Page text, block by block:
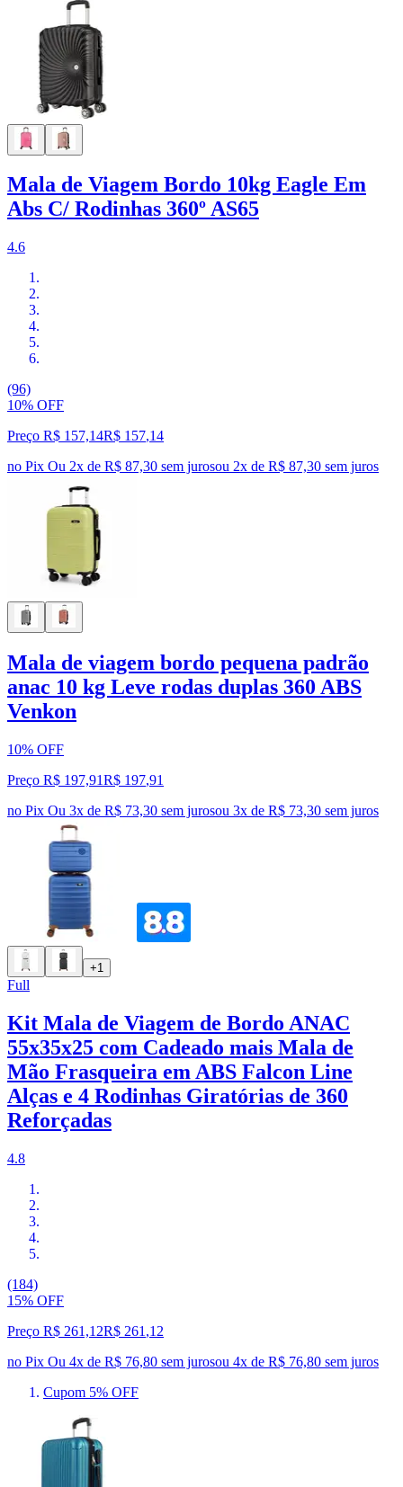
Mala de Viagem Bordo 10kg Eagle Em
Abs C/ Rodinhas 360º AS65
4.6
(96)
10% OFF
Preço R$ 157,14R$ 157,14
no Pix Ou 2x de R$ 87,30 sem jurosou 2x de R$ 87,30 sem juros
Mala de viagem bordo pequena padrão
anac 10 kg Leve rodas duplas 360 ABS
Venkon
10% OFF
Preço R$ 197,91R$ 197,91
no Pix Ou 3x de R$ 73,30 sem jurosou 3x de R$ 73,30 sem juros
+1
Full
Kit Mala de Viagem de Bordo ANAC
55x35x25 com Cadeado mais Mala de
Mão Frasqueira em ABS Falcon Line
Alças e 4 Rodinhas Giratórias de 360
Reforçadas
4.8
(184)
15% OFF
Preço R$ 261,12R$ 261 ,12
no Pix Ou 4x de R$ 76,80 sem jurosou 4x de R$ 76,80 sem juros
Cupom 5% OFF